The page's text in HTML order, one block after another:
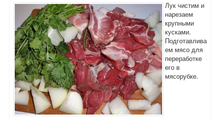
Лук чистим и
нарезаем
крупными
кусками.
Подготавлива
ем мясо для
переработке
его в
мясорубке.